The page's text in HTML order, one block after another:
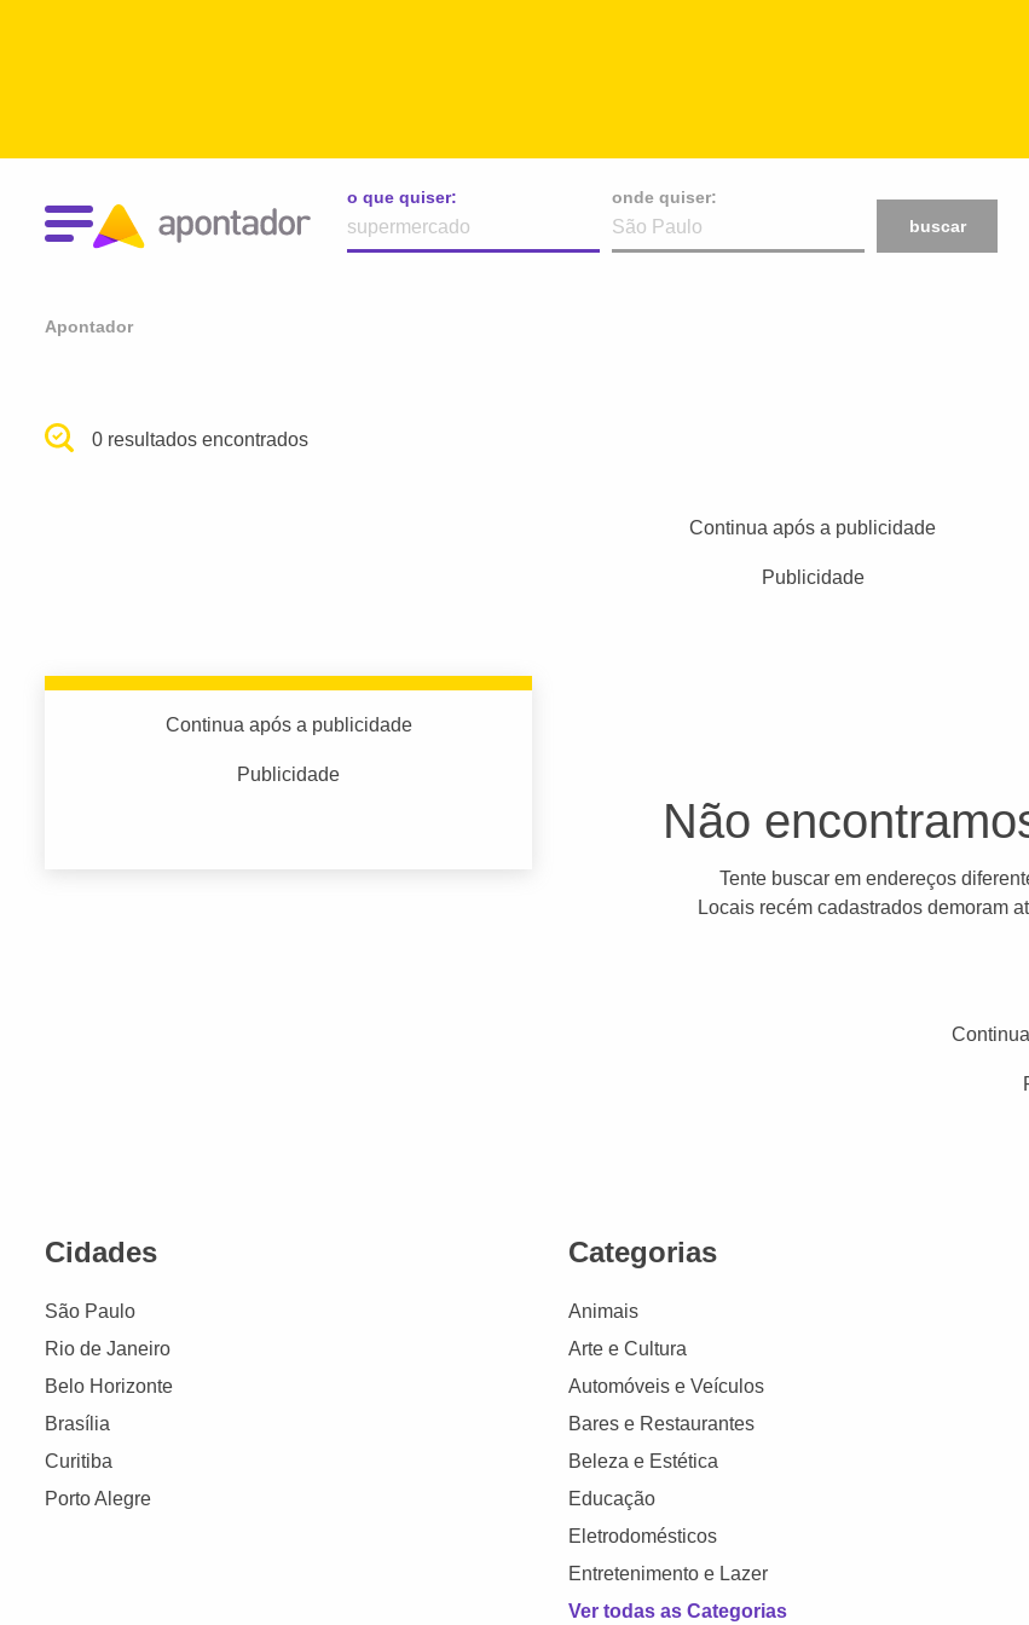
o que quiser:
onde quiser:
buscar
Apontador
0 resultados encontrados
Continua após a publicidade
Publicidade
Continua após a publicidade
Publicidade
Não
Tente buscar em endereços
Locais recém cadastrados demoram
Cidades
São Paulo
Rio de Janeiro
Belo Horizonte
Brasília
Curitiba
Porto Alegre
Categorias
Animais
Arte e Cultura
Automóveis e Veículos
Bares e Restaurantes
Beleza e Estética
Educação
Eletrodomésticos
Entretenimento e Lazer
Ver todas as Categorias